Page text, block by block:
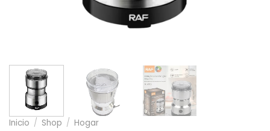
Inicio / Shop / Hogar